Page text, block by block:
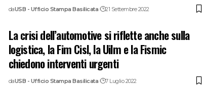
daUSB - Ufficio Stampa Basilicata 21 Settembre 2022
La crisi dell’automotive si riflette anche sulla
logistica, la Fim Cisl, la Uilm e la Fismic
chiedono interventi urgenti
daUSB - Ufficio Stampa Basilicata 7 Luglio 2022